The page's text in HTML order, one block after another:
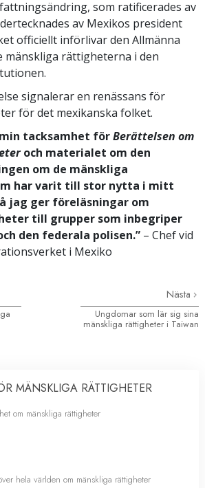
som ratificerades av
av Mexikos president
officiellt införlivar den Allmänna
mänskliga rättigheterna i den
signalerar en renässans för
för det mexikanska folket.
tacksamhet förBerättelsen om
och materialet om den
om de mänskliga
har varit till stor nytta i mitt
jag ger föreläsningar om
till grupper som inbegriper
den federala polisen.” – Chef vid
i Mexiko
Nästa
Ungdomar som lär sig sina
mänskliga rättigheter i Taiwan
MÄNSKLIGA RÄTTIGHETER
om mänskliga rättigheter
hela världen om mänskliga rättigheter